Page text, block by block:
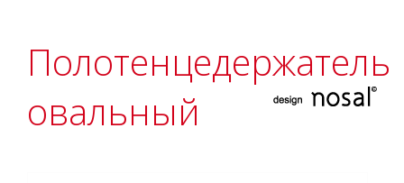
Полотенцедержатель
овальный